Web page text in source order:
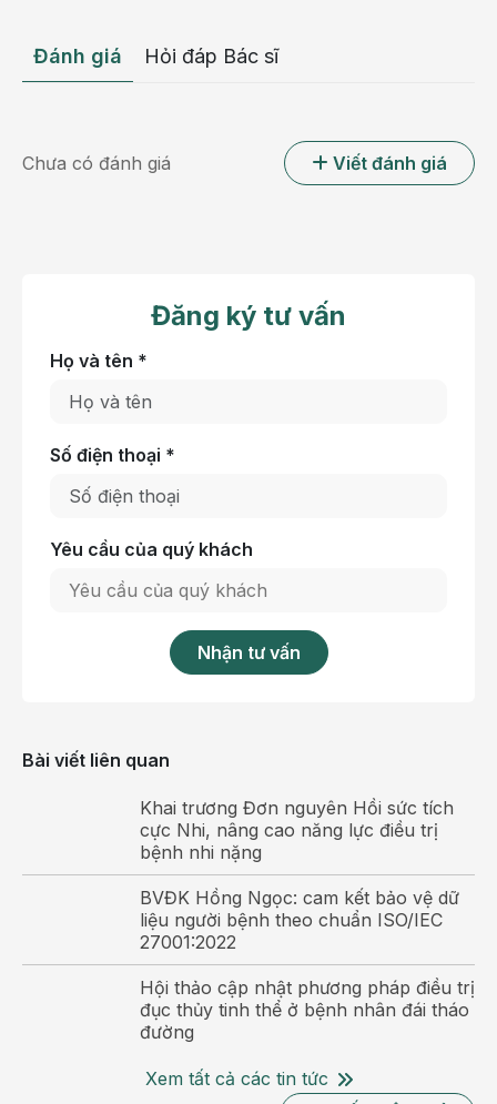
Đoàn đánh giá năng lực thực hiện Ngân hàng sữa mẹ
vệ tinh đến làm việc, khảo sát và đánh giá các điều
dung trọng tâm như điều kiện pháp lý và năng lực
hoạt động của bệnh viện; cơ sở vật chất và trang
thiết bị bảo quản sữa; nhân sự và công tác đào tạo;
hệ thống quy trình chuyên môn; công tác quản lý hồ
sơ, truy xuất nguồn gốc và bảo đảm an toàn chất
lượng trong tiếp nhận, bảo quản, chia và sử dụng sữa
mẹ thanh trùng.
Đoàn đánh giá tiến hành khảo sát và đánh giá toàn
diện nhiều nội dung trọng tâm.
Theo các chuyên gia, đây là một trong những mô
hình có yêu cầu chuyên môn khắt khe trong lĩnh vực
chăm sóc sơ sinh hiện nay. Đoàn đánh giá năng lực
đã ghi nhận và đánh giá cao sự chuẩn bị nghiêm túc,
bài bản của BVĐK Hồng Ngọc trong lộ trình xây
dựng Ngân hàng sữa mẹ vệ tinh. Sự kiện này đồng
thời là minh chứng cho định hướng phát triển hệ
thống chăm sóc mẹ và bé theo tiêu chuẩn an toàn,
Đánh giá Hỏi đáp Bác sĩ
Chưa có đánh giá Viết đánh giá
Đăng ký tư vấn
Họ và tên *
Số điện thoại *
Yêu cầu của quý khách
Nhận tư vấn
Bài viết liên quan
Khai trương Đơn nguyên Hồi sức tích
cực Nhi, nâng cao năng lực điều trị
bệnh nhi nặng
BVĐK Hồng Ngọc: cam kết bảo vệ dữ
liệu người bệnh theo chuẩn ISO/IEC
27001:2022
Hội thảo cập nhật phương pháp điều trị
đục thủy tinh thể ở bệnh nhân đái tháo
đường
Xem tất cả các tin tức